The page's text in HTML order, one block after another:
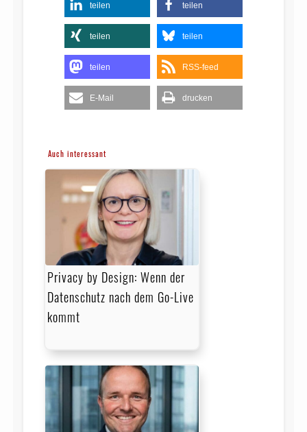
teilen teilen
teilen teilen
teilen RSS-feed
E-Mail drucken
Auch interessant
Privacy by Design: Wenn der
Datenschutz nach dem Go-Live
kommt